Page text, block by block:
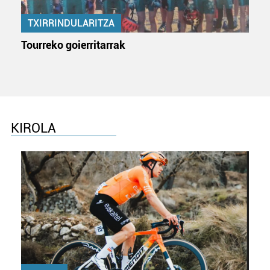
TXIRRINDULARITZA
Tourreko goierritarrak
KIROLA